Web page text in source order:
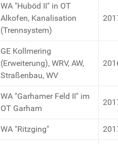
WA "Huböd II" in OT
Alkofen, Kanalisation
(Trennsystem)
GE Kollmering
(Erweiterung), WRV, AW,
Straßenbau, WV
WA "Garhamer Feld II" im
OT Garham
WA "Ritzging"